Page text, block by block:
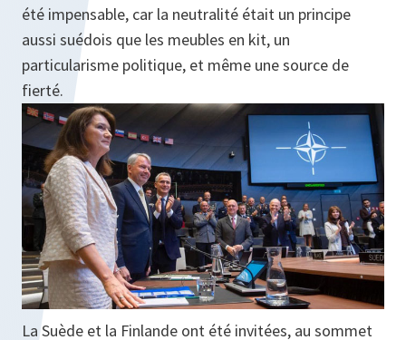
été impensable, car la neutralité était un principe
aussi suédois que les meubles en kit, un
particularisme politique, et même une source de
fierté.
La Suède et la Finlande ont été invitées, au sommet